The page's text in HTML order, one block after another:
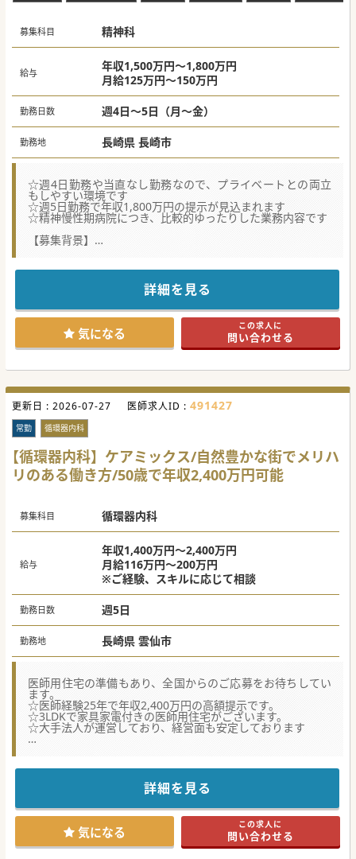
募集科目 精神科
給与
年収1,500万円～1,800万円
月給125万円～150万円
勤務日数 週4日～5日（月～金）
勤務地 長崎県 長崎市
☆週4日勤務や当直なし勤務なので、プライベートとの両立
もしやすい環境です
☆週5日勤務で年収1,800万円の提示が見込まれます
☆精神慢性期病院につき、比較的ゆったりした業務内容です
【募集背景】
■常勤医師の高齢化に伴う世代交代を見据えており、将来の
■認知症の患者様が70%以上です。精神科の先生を広く募集
していますが、とりわけ認知症治療のご経験が豊富な先生は
■組織の若返りと診療体制のさらなる安定化を目指してお
り、周囲のスタッフと協調できる方を募集します。
【具体的な業務内容】
■病棟管理は20床から30床程度を担当し、措置入院がないた
■外来診療は完全予約制で週に1、2コマを想定しており、突
発的な対応が少なく予定を立てやすいです。
■精神療養病棟と認知症病棟の管理が中心となり、デイケア
の回診を含めた多角的な精神科医療に従事します。
【具体的な医療機関情報】
■全120床の規模を有する精神慢性期病院であり、地域に根
差した療養環境の提供に尽力しております。
■当直業務は大学医局からの派遣医師が担当しているため、
常勤医はオンオフの切り替えが非常に明確です。
■公共交通機関の利便性は高くありませんが、車通勤が可能
詳細を見る
気になる この求人に
問い合わせる
更新日 : 2026-07-27 医師求人ID : 491427
常勤 循環器内科
【循環器内科】ケアミックス/自然豊かな街でメリハ
リのある働き方/50歳で年収2,400万円可能
募集科目 循環器内科
給与
年収1,400万円～2,400万円
月給116万円～200万円
※ご経験、スキルに応じて相談
勤務日数 週5日
勤務地 長崎県 雲仙市
医師用住宅の準備もあり、全国からのご応募をお待ちしてい
ます。
☆医師経験25年で年収2,400万円の高額提示です。
☆3LDKで家具家電付きの医師用住宅がございます。
☆大手法人が運営しており、経営面も安定しております
医療ニーズも低くなく、一方で地域の医師数も決して充実し
ているわけではありませんので、地域医療に貢献をしたいと
いう想いをお持ちの先生にはうってつけの環境かと思いま
す。
また、運営法人の安定性はもちろん、コンプライアンス遵守
の意識も高いため、長く安心して勤続できるかと思います。
少しでも興味がございましたら、お気軽にお問合せくださ
い。
詳細を見る
気になる この求人に
問い合わせる